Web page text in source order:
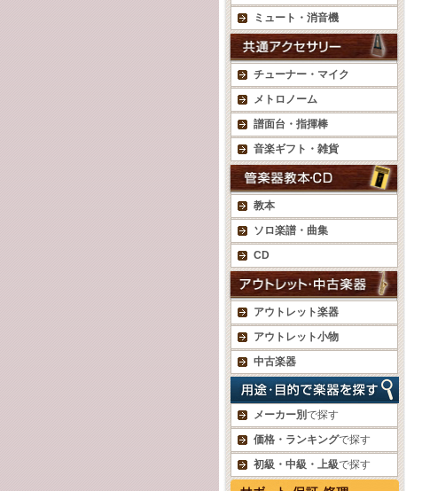
ミュート・消音機
チューナー・マイク
メトロノーム
譜面台・指揮棒
音楽ギフト・雑貨
教本
ソロ楽譜・曲集
CD
アウトレット楽器
アウトレット小物
中古楽器
メーカー別で探す
価格・ランキングで探す
初級・中級・上級で探す